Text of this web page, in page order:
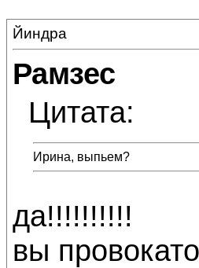
Йиндра
Рамзес
Цитата:
Ирина, выпьем?
да!!!!!!!!!!
вы